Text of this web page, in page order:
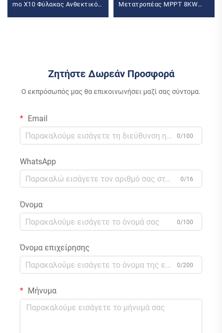
mo X10 Φύλακας Ανθεκτικό
Μετατροπέας MPPT 8KW
Ζητήστε Δωρεάν Προσφορά
Ο εκπρόσωπός μας θα επικοινωνήσει μαζί σας σύντομα.
Email
0/100
WhatsApp
0/16
Όνομα
0/100
Όνομα επιχείρησης
0/200
Μήνυμα